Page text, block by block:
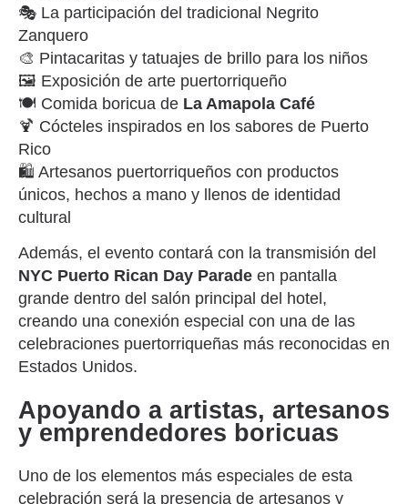
🎭 La participación del tradicional Negrito
Zanquero
🎨 Pintacaritas y tatuajes de brillo para los niños
🖼️ Exposición de arte puertorriqueño
🍽️ Comida boricua de La Amapola Café
🍹 Cócteles inspirados en los sabores de Puerto
Rico
🛍️ Artesanos puertorriqueños con productos
únicos, hechos a mano y llenos de identidad
cultural
Además, el evento contará con la transmisión del
NYC Puerto Rican Day Parade en pantalla
grande dentro del salón principal del hotel,
creando una conexión especial con una de las
celebraciones puertorriqueñas más reconocidas en
Estados Unidos.
Apoyando a artistas, artesanos
y emprendedores boricuas
Uno de los elementos más especiales de esta
celebración será la presencia de artesanos y